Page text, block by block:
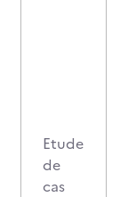
Etude
de
cas